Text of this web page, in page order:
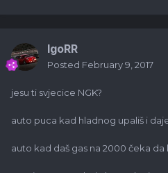
IgoRR
Posted February 9, 2017
jesu ti svjecice NGK?
auto puca kad hladnog upališ i
auto kad daš gas na 2000 čeka da